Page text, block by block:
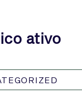
ativo